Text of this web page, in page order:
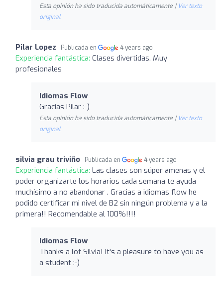
Esta opinión ha sido traducida automáticamente. | Ver texto
original
Pilar Lopez Publicada en 4 years ago
Experiencia fantástica: Clases divertidas. Muy
profesionales
Idiomas Flow
Gracias Pilar :-)
Esta opinión ha sido traducida automáticamente. | Ver texto
original
silvia grau triviño Publicada en 4 years ago
Experiencia fantástica: Las clases son súper amenas y el
poder organizarte los horarios cada semana te ayuda
muchísimo a no abandonar . Gracias a idiomas flow he
podido certificar mi nivel de B2 sin ningún problema y a la
primera!! Recomendable al 100%!!!!
Idiomas Flow
Thanks a lot Silvia! It's a pleasure to have you as
a student :-)